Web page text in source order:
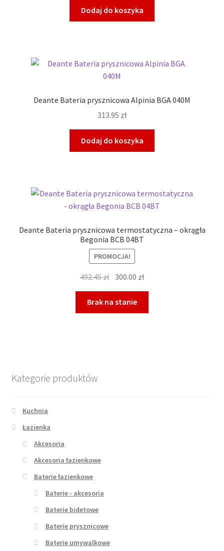
Dodaj do koszyka
Deante Bateria prysznicowa Alpinia BGA 040M
313.95 zł
Dodaj do koszyka
Deante Bateria prysznicowa termostatyczna – okrągła
Begonia BCB 04BT
PROMOCJA!
492.45zł Pierwotna
wynosiła:
492.45 zł.
300.00 złAktualna
300.00 zł.
Brak na stanie
Kategorie produktów
Kuchnia
Łazienka
Akcesoria
Akcesoria łazienkowe
Baterie łazienkowe
Baterie - akcesoria
Baterie bidetowe
Baterie prysznicowe
Baterie umywalkowe